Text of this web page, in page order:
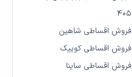
۴۰۵
فروش اقساطی شاهین
فروش اقساطی کوییک
فروش اقساطی ساینا